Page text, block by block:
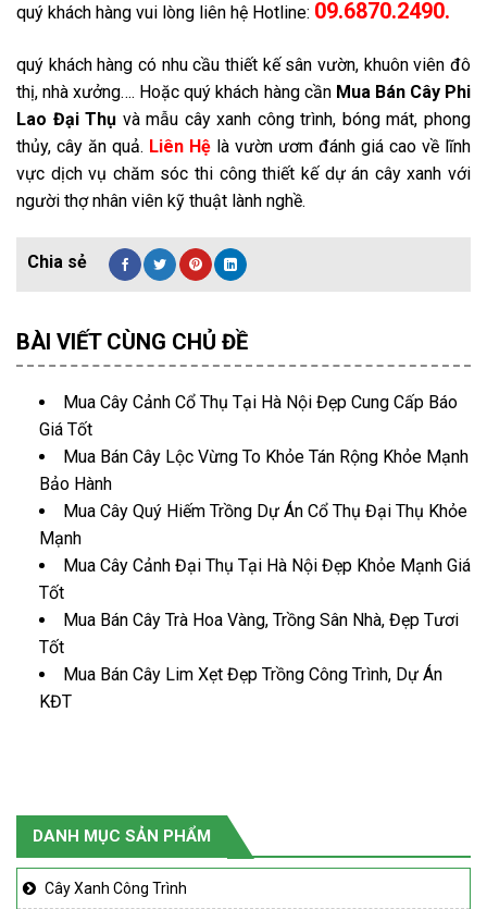
quý khách hàng vui lòng liên hệ Hotline: 09.6870.2490.
quý khách hàng có nhu cầu thiết kế sân vườn, khuôn viên đô
thị, nhà xưởng…. Hoặc quý khách hàng cần Mua Bán Cây Phi
Lao Đại Thụ và mẫu cây xanh công trình, bóng mát, phong
thủy, cây ăn quả. Liên Hệ là vườn ươm đánh giá cao về lĩnh
vực dịch vụ chăm sóc thi công thiết kế dự án cây xanh với
người thợ nhân viên kỹ thuật lành nghề.
BÀI VIẾT CÙNG CHỦ ĐỀ
Mua Cây Cảnh Cổ Thụ Tại Hà Nội Đẹp Cung Cấp Báo
Giá Tốt
Mua Bán Cây Lộc Vừng To Khỏe Tán Rộng Khỏe Mạnh
Bảo Hành
Mua Cây Quý Hiếm Trồng Dự Án Cổ Thụ Đại Thụ Khỏe
Mạnh
Mua Cây Cảnh Đại Thụ Tại Hà Nội Đẹp Khỏe Mạnh Giá
Tốt
Mua Bán Cây Trà Hoa Vàng, Trồng Sân Nhà, Đẹp Tươi
Tốt
Mua Bán Cây Lim Xẹt Đẹp Trồng Công Trình, Dự Án
KĐT
DANH MỤC SẢN PHẨM
Cây Xanh Công Trình